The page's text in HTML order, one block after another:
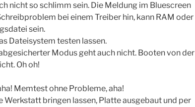
nicht so schlimm sein. Die Meldung im Bluescreen
bei einem Treiber hin, kann RAM oder
sein.
Dateisystem testen lassen.
Modus geht auch nicht. Booten von der
Oh oh!
Memtest ohne Probleme, aha!
Werkstatt bringen lassen, Platte ausgebaut und per